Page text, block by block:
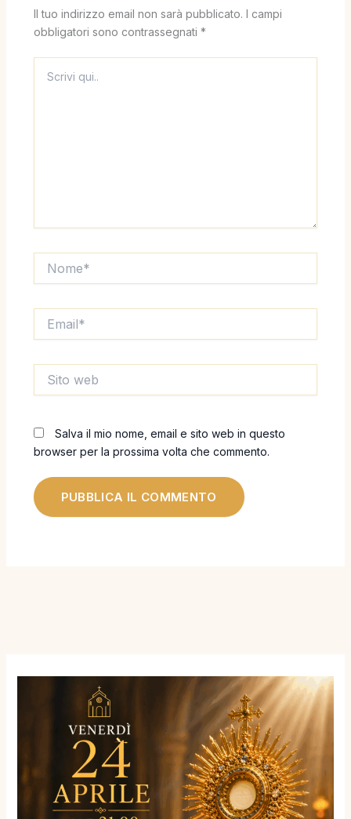
Il tuo indirizzo email non sarà pubblicato. I campi
obbligatori sono contrassegnati *
qui..
web
Salva il mio nome, email e sito web in questo
browser per la prossima volta che commento.